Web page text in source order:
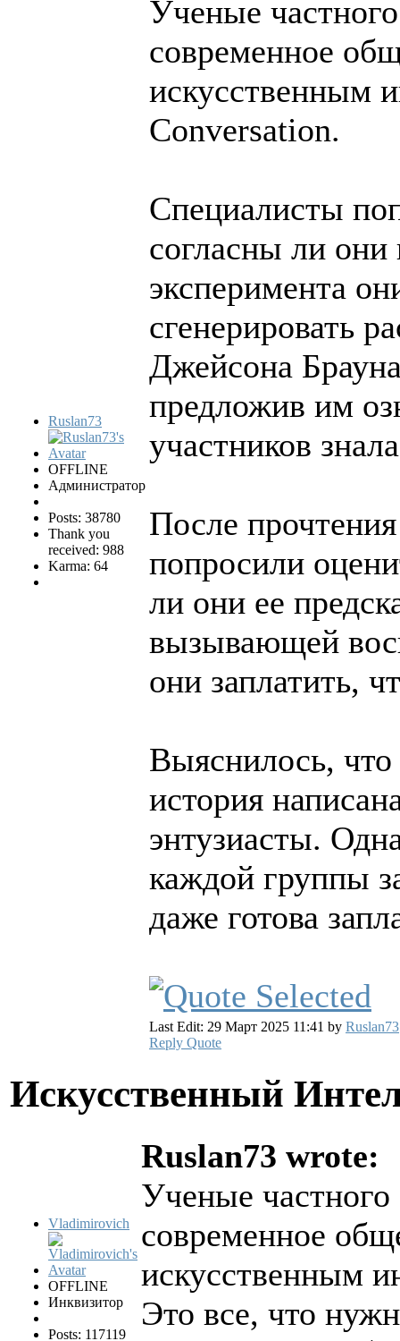
Ruslan73
OFFLINE
Администратор
Posts: 38780
Thank you
received: 988
Karma: 64
Ученые
современное
искусственным
Conversation.
Специалисты
согласны ли
эксперимента
сгенерировать
Джейсона
предложив им
участников
После
попросили
ли они ее
вызывающей
они заплатить,
Выяснилось, что
история
энтузиасты.
каждой группы
даже готова
Last Edit: 29 Март 2025 11:41 by Ruslan73
Reply Quote
Искусственный
Vladimirovich
OFFLINE
Инквизитор
Posts: 117119
Ruslan73 wrote:
Ученые
современное
искусственным
Это все, что